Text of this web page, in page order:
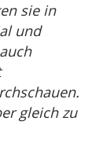
sie in
und
gleich zu